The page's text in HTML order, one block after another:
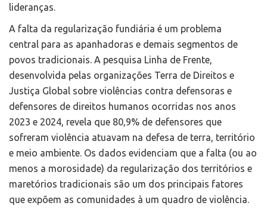
lideranças.
A falta da regularização fundiária é um problema
central para as apanhadoras e demais segmentos de
povos tradicionais. A pesquisa Linha de Frente,
desenvolvida pelas organizações Terra de Direitos e
Justiça Global sobre violências contra defensoras e
defensores de direitos humanos ocorridas nos anos
2023 e 2024, revela que 80,9% de defensores que
sofreram violência atuavam na defesa de terra, território
e meio ambiente. Os dados evidenciam que a falta (ou ao
menos a morosidade) da regularização dos territórios e
maretórios tradicionais são um dos principais fatores
que expõem as comunidades à um quadro de violência.